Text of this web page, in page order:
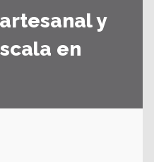
y
en